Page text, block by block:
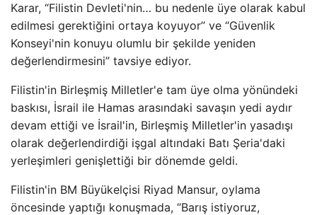
Karar, “Filistin Devleti'nin… bu nedenle üye olarak kabul
edilmesi gerektiğini ortaya koyuyor” ve “Güvenlik
Konseyi'nin konuyu olumlu bir şekilde yeniden
değerlendirmesini” tavsiye ediyor.
Filistin'in Birleşmiş Milletler'e tam üye olma yönündeki
baskısı, İsrail ile Hamas arasındaki savaşın yedi aydır
devam ettiği ve İsrail'in, Birleşmiş Milletler'in yasadışı
olarak değerlendirdiği işgal altındaki Batı Şeria'daki
yerleşimleri genişlettiği bir dönemde geldi.
Filistin'in BM Büyükelçisi Riyad Mansur, oylama
öncesinde yaptığı konuşmada, “Barış istiyoruz,